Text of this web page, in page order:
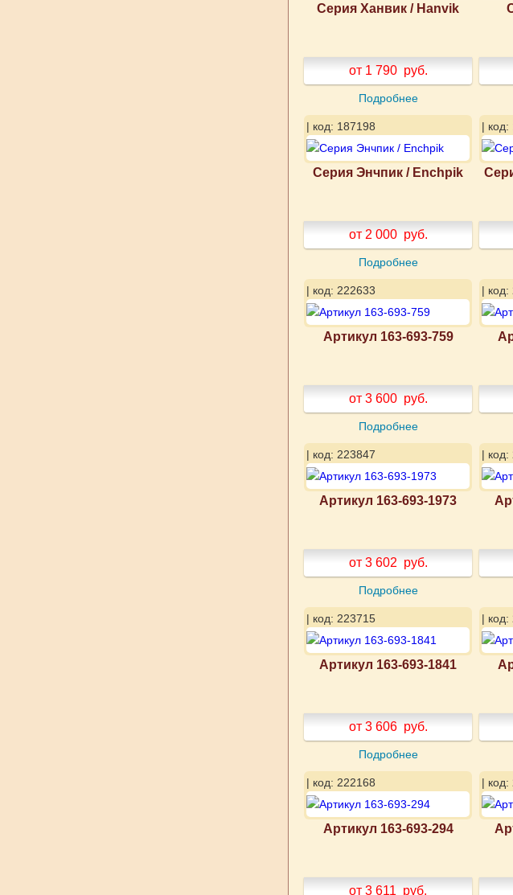
Серия Ханвик / Hanvik
от 1 790 руб.
Подробнее
| код: 187198
Серия Энчпик / Enchpik
от 2 000 руб.
Подробнее
| код:
| код: 222633
Артикул 163-693-759
от 3 600 руб.
Подробнее
| код:
| код: 223847
Артикул 163-693-1973
от 3 602 руб.
Подробнее
| код:
| код: 223715
Артикул 163-693-1841
от 3 606 руб.
Подробнее
| код:
| код: 222168
Артикул 163-693-294
от 3 611 руб.
| код: